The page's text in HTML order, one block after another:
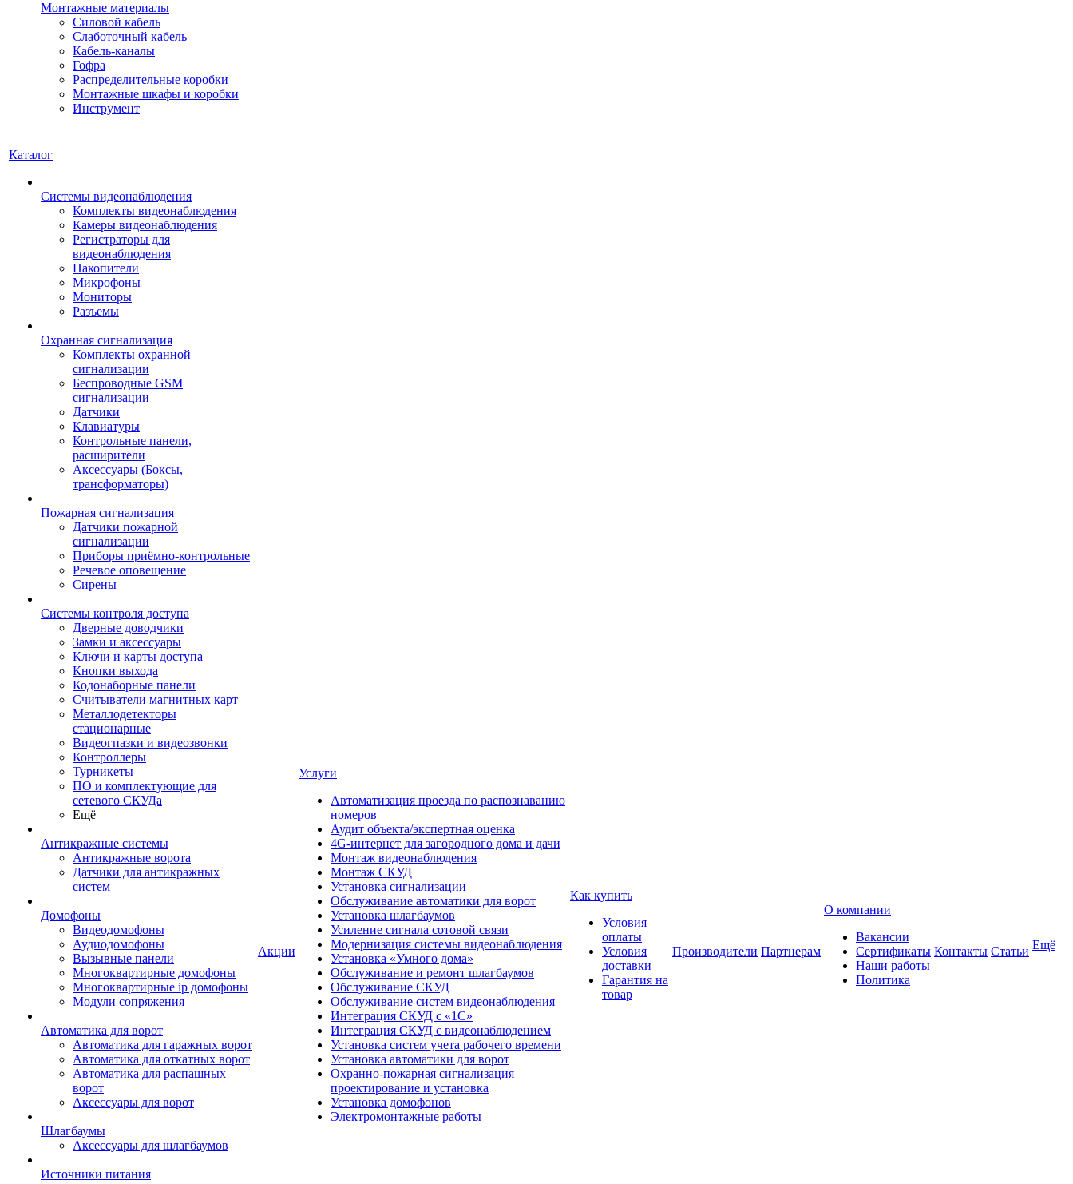
Монтажные материалы
Силовой кабель
Слаботочный кабель
Кабель-каналы
Гофра
Распределительные коробки
Монтажные шкафы и коробки
Инструмент
Каталог
Системы видеонаблюдения
Комплекты видеонаблюдения
Камеры видеонаблюдения
Регистраторы для
видеонаблюдения
Накопители
Микрофоны
Мониторы
Разъемы
Охранная сигнализация
Комплекты охранной
сигнализации
Беспроводные GSM
сигнализации
Датчики
Клавиатуры
Контрольные панели,
расширители
Аксессуары (Боксы,
трансформаторы)
Пожарная сигнализация
Датчики пожарной
сигнализации
Приборы приёмно-контрольные
Речевое оповещение
Сирены
Системы контроля доступа
Дверные доводчики
Замки и аксессуары
Ключи и карты доступа
Кнопки выхода
Кодонаборные панели
Считыватели магнитных карт
Металлодетекторы
стационарные
Видеогпазки и видеозвонки
Контроллеры
Турникеты
ПО и комплектующие для
сетевого СКУДа
Ещё
Антикражные системы
Антикражные ворота
Датчики для антикражных
систем
Домофоны
Видеодомофоны
Аудиодомофоны
Вызывные панели
Многоквартирные домофоны
Многоквартирные ip домофоны
Модули сопряжения
Автоматика для ворот
Автоматика для гаражных ворот
Автоматика для откатных ворот
Автоматика для распашных
ворот
Аксессуары для ворот
Шлагбаумы
Аксессуары для шлагбаумов
Источники питания
Акции
Услуги
Автоматизация проезда по распознаванию
номеров
Аудит объекта/экспертная оценка
4G-интернет для загородного дома и дачи
Монтаж видеонаблюдения
Монтаж СКУД
Установка сигнализации
Обслуживание автоматики для ворот
Установка шлагбаумов
Усиление сигнала сотовой связи
Модернизация системы видеонаблюдения
Установка «Умного дома»
Обслуживание и ремонт шлагбаумов
Обслуживание СКУД
Обслуживание систем видеонаблюдения
Интеграция СКУД с «1С»
Интеграция СКУД с видеонаблюдением
Установка систем учета рабочего времени
Установка автоматики для ворот
Охранно-пожарная сигнализация —
проектирование и установка
Установка домофонов
Электромонтажные работы
Как купить
Условия
оплаты
Условия
доставки
Гарантия на
товар
Производители Партнерам
О компании
Вакансии
Сертификаты
Наши работы
Политика
Контакты Статьи Ещё